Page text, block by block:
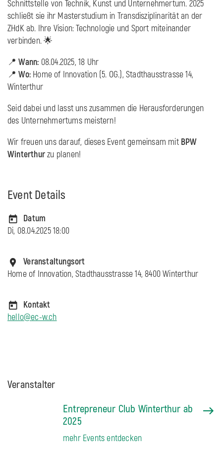
Schnittstelle von Technik, Kunst und Unternehmertum. 2025
schließt sie ihr Masterstudium in Transdisziplinarität an der
ZHdK ab. Ihre Vision: Technologie und Sport miteinander
verbinden. 🌟
📍Wann: 08.04.2025, 18 Uhr
📍Wo: Home of Innovation (5. OG.), Stadthausstrasse 14,
Winterthur
Seid dabei und lasst uns zusammen die Herausforderungen
des Unternehmertums meistern!
Wir freuen uns darauf, dieses Event gemeinsam mit BPW
Winterthurzu planen!
Event Details
Datum
Di, 08.04.2025 18:00
Veranstaltungsort
Home of Innovation, Stadthausstrasse 14, 8400 Winterthur
Kontakt
hello@ec-w.ch
Veranstalter
Entrepreneur Club Winterthur ab
2025
mehr Events entdecken